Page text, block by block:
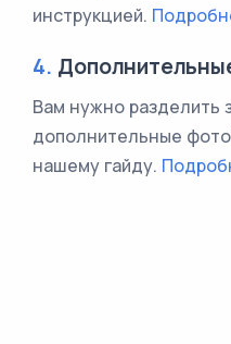
инструкцией.
4.
Вам нужно разделить
дополнительные
нашему гайду.